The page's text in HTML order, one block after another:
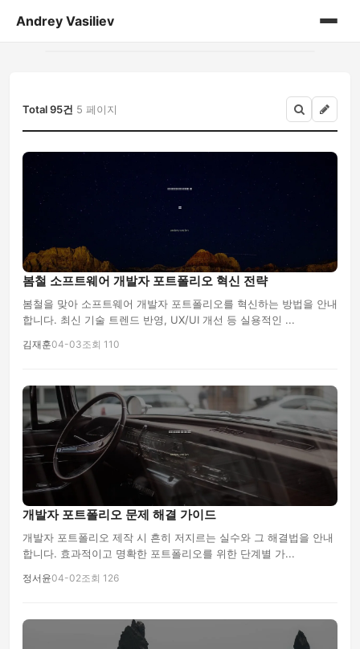
Andrey Vasiliev
andrey-vasiliev
linux
my-life
no-sql
php
Total 95건 5 페이지
봄철 소프트웨어 개발자 포트폴리오 혁신 전략
봄철을 맞아 소프트웨어 개발자 포트폴리오를 혁신하는 방법을 안내
합니다. 최신 기술 트렌드 반영, UX/UI 개선 등 실용적인 ...
김재훈04-03조회 110
개발자 포트폴리오 문제 해결 가이드
개발자 포트폴리오 제작 시 흔히 저지르는 실수와 그 해결법을 안내
합니다. 효과적이고 명확한 포트폴리오를 위한 단계별 가...
정서윤04-02조회 126